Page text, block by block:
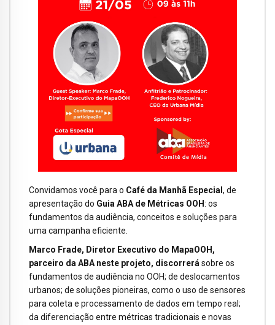
Convidamos você para o Café da Manhã Especial , de
apresentação do Guia ABA de Métricas OOH: os
fundamentos da audiência, conceitos e soluções para
uma campanha eficiente.
Marco Frade, Diretor Executivo do MapaOOH,
parceiro da ABA neste projeto, discorrerá sobre os
fundamentos de audiência no OOH; de deslocamentos
urbanos; de soluções pioneiras, como o uso de sensores
para coleta e processamento de dados em tempo real;
da diferenciação entre métricas tradicionais e novas